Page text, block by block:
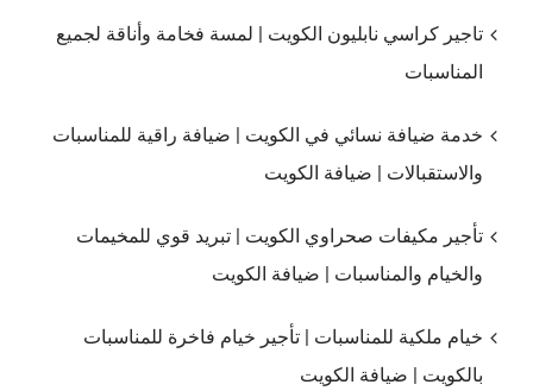
تاجير كراسي نابليون الكويت | لمسة فخامة وأناقة لجميع
المناسبات
خدمة ضيافة نسائي في الكويت | ضيافة راقية للمناسبات
والاستقبالات | ضيافة الكويت
تأجير مكيفات صحراوي الكويت | تبريد قوي للمخيمات
والخيام والمناسبات | ضيافة الكويت
خيام ملكية للمناسبات | تأجير خيام فاخرة للمناسبات
بالكويت | ضيافة الكويت